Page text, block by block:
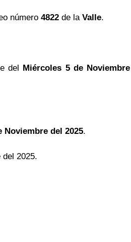
número 4822 de la Valle.
del Miércoles 5 de
Noviembre del 2025.
2025.